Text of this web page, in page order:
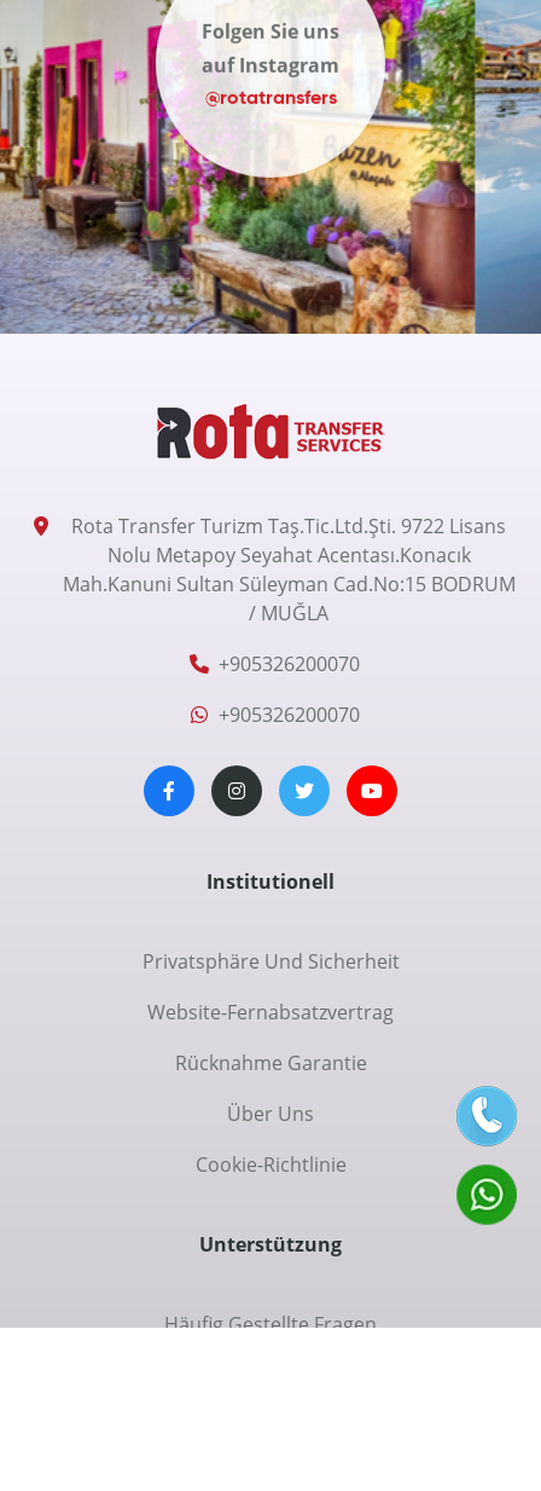
Folgen Sie uns
auf Instagram
@rotatransfers
Rota Transfer Turizm Taş.Tic.Ltd.Şti. 9722 Lisans
Nolu Metapoy Seyahat Acentası.Konacık
Mah.Kanuni Sultan Süleyman Cad.No:15 BODRUM
/ MUĞLA
+905326200070
+905326200070
Institutionell
Privatsphäre Und Sicherheit
Website-Fernabsatzvertrag
Rücknahme Garantie
Über Uns
Cookie-Richtlinie
Unterstützung
Häufig Gestellte Fragen